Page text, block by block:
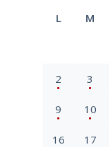
L M
2 3
9 10
16 17